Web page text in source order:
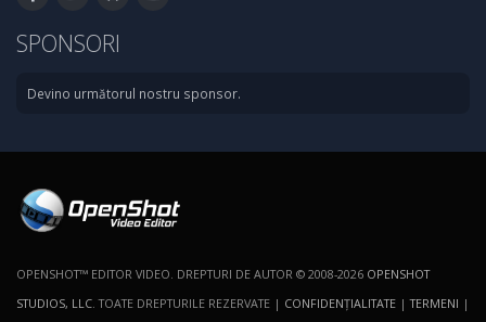
SPONSORI
Devino următorul nostru sponsor.
OPENSHOT™ EDITOR VIDEO. DREPTURI DE AUTOR © 2008-2026 OPENSHOT
STUDIOS, LLC. TOATE DREPTURILE REZERVATE | CONFIDENŢIALITATE |TERMENI |